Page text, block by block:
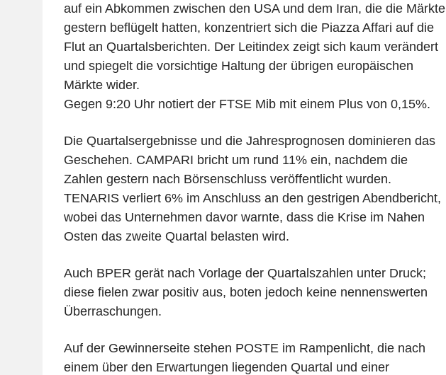
auf ein Abkommen zwischen den USA und dem Iran, die die Märkte
gestern beflügelt hatten, konzentriert sich die Piazza Affari auf die
Flut an Quartalsberichten. Der Leitindex zeigt sich kaum verändert
und spiegelt die vorsichtige Haltung der übrigen europäischen
Märkte wider.
Gegen 9:20 Uhr notiert der FTSE Mib mit einem Plus von 0,15%.
Die Quartalsergebnisse und die Jahresprognosen dominieren das
Geschehen. CAMPARI bricht um rund 11% ein, nachdem die
Zahlen gestern nach Börsenschluss veröffentlicht wurden.
TENARIS verliert 6% im Anschluss an den gestrigen Abendbericht,
wobei das Unternehmen davor warnte, dass die Krise im Nahen
Osten das zweite Quartal belasten wird.
Auch BPER gerät nach Vorlage der Quartalszahlen unter Druck;
diese fielen zwar positiv aus, boten jedoch keine nennenswerten
Überraschungen.
Auf der Gewinnerseite stehen POSTE im Rampenlicht, die nach
einem über den Erwartungen liegenden Quartal und einer